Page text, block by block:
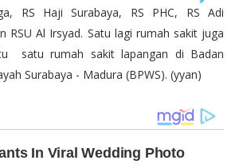
RS Haji Surabaya, RS PHC, RS Adi
RSU Al Irsyad. Satu lagi rumah sakit juga
satu rumah sakit lapangan di Badan
Surabaya - Madura (BPWS). (yyan)